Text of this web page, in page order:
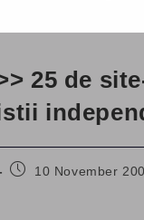
25 de
Post10 November